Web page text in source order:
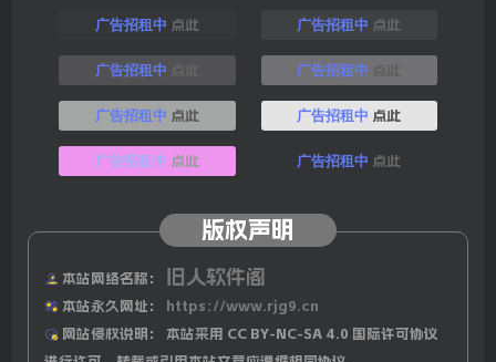
广告招租中 点此 广告招租中 点此
广告招租中 广告招租中
广告招租中 点此 广告招租中 点此
广告招租中 点此 广告招租中 点此
版权声明
本站网络名称： 旧人软件阁
本站永久网址：
https://www.rjg9.cn
网站侵权说明：
本站采用 CC BY-NC-SA 4.0 国际许可协议